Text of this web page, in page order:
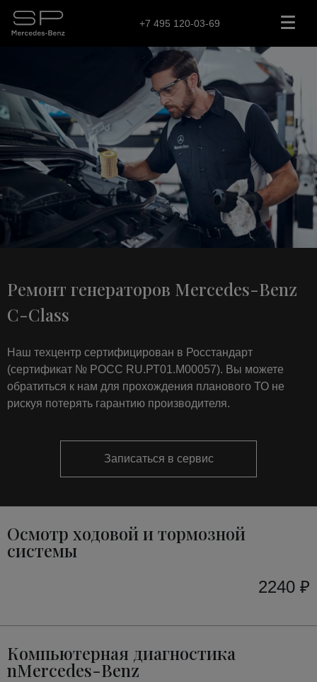
+7 495 120-03-69
Ремонт генераторов Mercedes-Benz
C-Class
Наш техцентр сертифицирован в Росстандарт
(сертификат № РОСС RU.РТ01.М00057). Вы можете
обратиться к нам для прохождения планового ТО не
рискуя потерять гарантию производителя.
Записаться в сервис
Осмотр ходовой и тормозной
системы
2240 ₽
Компьютерная диагностика
nMercedes-Benz